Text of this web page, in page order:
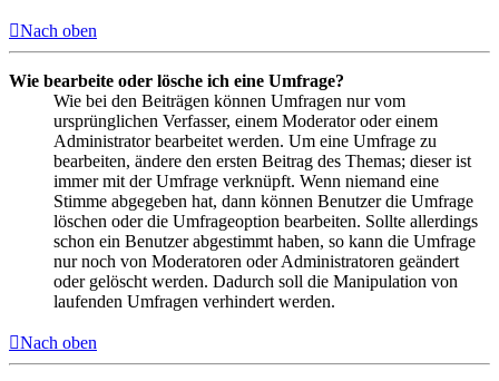
Nach oben
Wie bearbeite oder lösche ich eine Umfrage?
Wie bei den Beiträgen können Umfragen nur vom
ursprünglichen Verfasser, einem Moderator oder einem
Administrator bearbeitet werden. Um eine Umfrage zu
bearbeiten, ändere den ersten Beitrag des Themas; dieser ist
immer mit der Umfrage verknüpft. Wenn niemand eine
Stimme abgegeben hat, dann können Benutzer die Umfrage
löschen oder die Umfrageoption bearbeiten. Sollte allerdings
schon ein Benutzer abgestimmt haben, so kann die Umfrage
nur noch von Moderatoren oder Administratoren geändert
oder gelöscht werden. Dadurch soll die Manipulation von
laufenden Umfragen verhindert werden.
Nach oben